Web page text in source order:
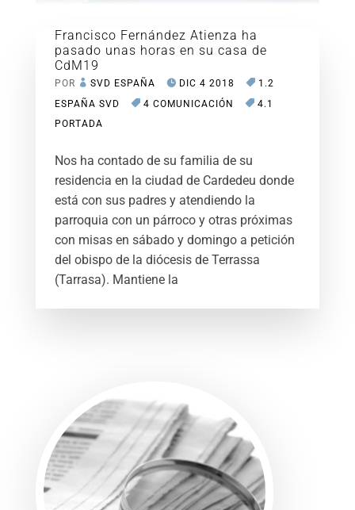
Francisco Fernández Atienza ha
pasado unas horas en su casa de
CdM19
POR SVD ESPAÑA DIC 4 2018
1.2
ESPAÑA SVD
4 COMUNICACIÓN
4.1
PORTADA
Nos ha contado de su familia de su
residencia en la ciudad de Cardedeu donde
está con sus padres y atendiendo la
parroquia con un párroco y otras próximas
con misas en sábado y domingo a petición
del obispo de la diócesis de Terrassa
(Tarrasa). Mantiene la